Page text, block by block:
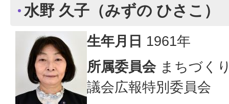
水野 久子（みずの ひさこ）
生年月日 1961年
所属委員会まちづく
議会広報特別委員会